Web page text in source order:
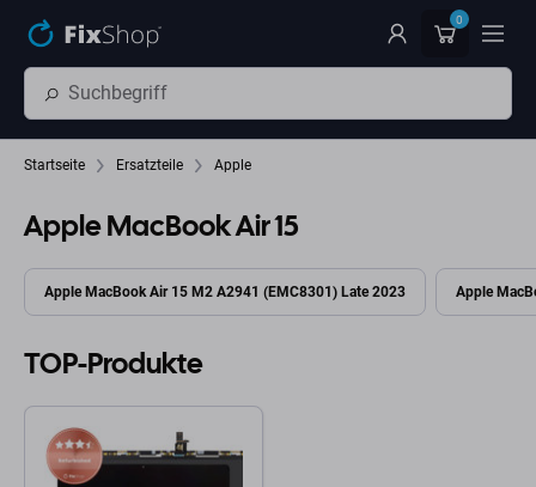
0
Startseite Ersatzteile Apple
Apple MacBook Air 15
Apple MacBook Air 15 M2 A2941 (EMC8301) Late 2023 Apple
TOP-Produkte